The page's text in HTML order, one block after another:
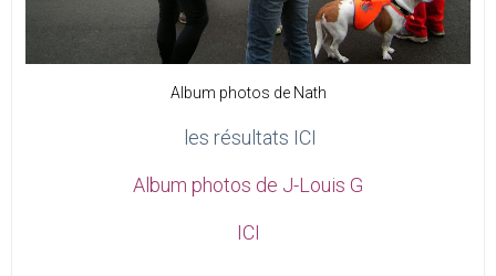
Album photos de Nath
les résultats ICI
Album photos de J-Louis G
ICI